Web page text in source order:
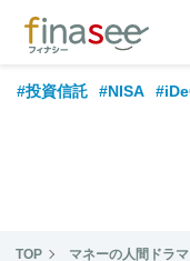
#投資信託 #NISA
TOP マネーの人間ドラマ